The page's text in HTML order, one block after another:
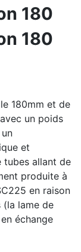
180
180
180mm et de
un poids
et
tubes allant de
produite à
en raison
lame de
échange